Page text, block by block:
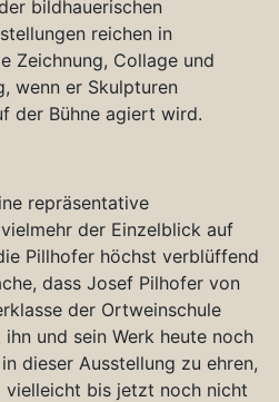
bildhauerischen
reichen in
Zeichnung, Collage und
wenn er Skulpturen
der Bühne agiert wird.
repräsentative
der Einzelblick auf
Pillhofer höchst verblüffend
dass Josef Pilhofer von
der Ortweinschule
und sein Werk heute noch
dieser Ausstellung zu ehren,
vielleicht bis jetzt noch nicht